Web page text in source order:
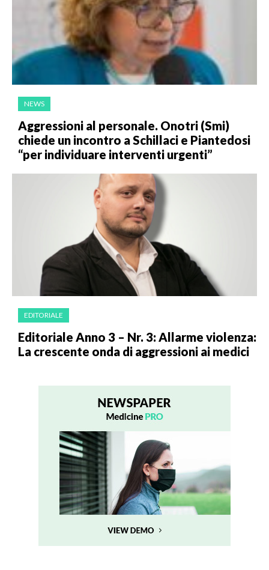
NEWS
Aggressioni al personale. Onotri (Smi)
chiede un incontro a Schillaci e Piantedosi
“per individuare interventi urgenti”
EDITORIALE
Editoriale Anno 3 – Nr. 3: Allarme violenza:
La crescente onda di aggressioni ai medici